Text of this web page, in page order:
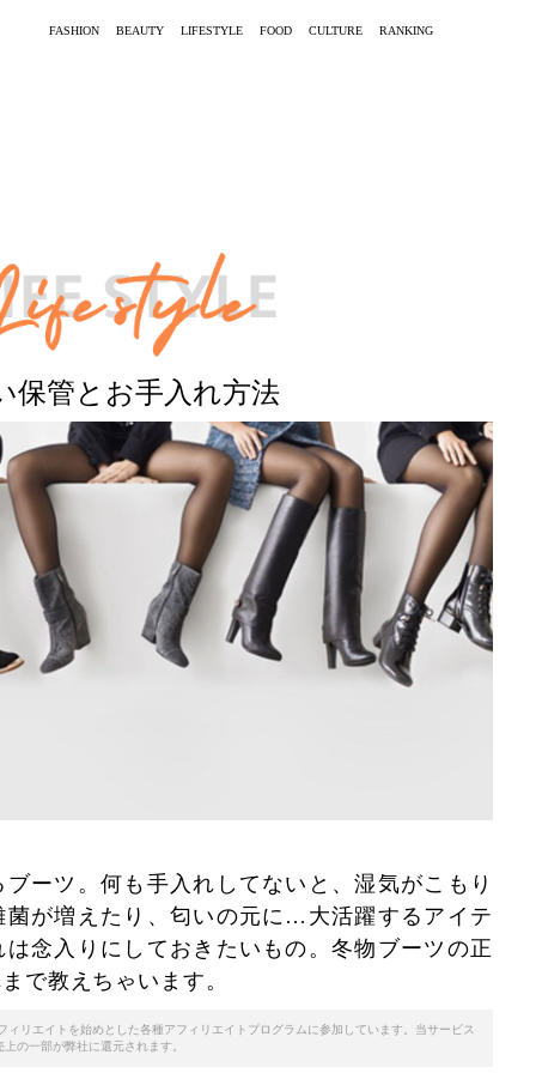
FASHION BEAUTY LIFESTYLE FOOD CULTURE RANKING
保管とお手入れ方法
ーツ。何も手入れしてないと、湿気がこもり
菌が増えたり、匂いの元に…大活躍するアイテ
念入りにしておきたいもの。冬物ブーツの正
で教えちゃいます。
ィリエイトを始めとした各種アフィリエイトプログラムに参加しています。当サービス
の一部が弊社に還元されます。